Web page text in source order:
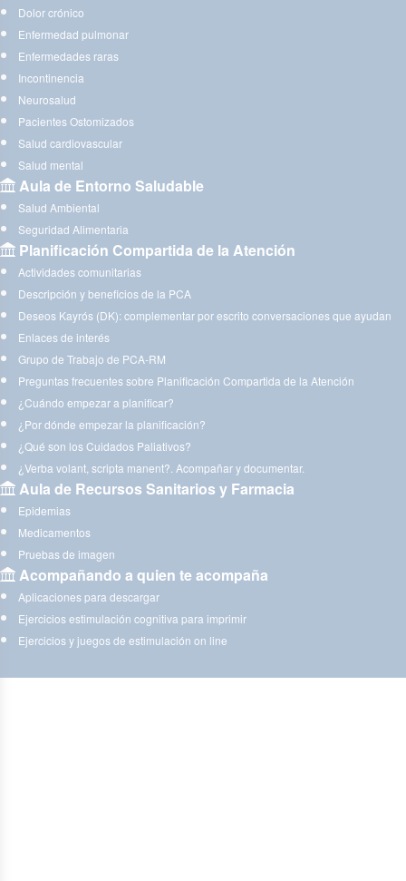
Dolor crónico
Enfermedad pulmonar
Enfermedades raras
Incontinencia
Neurosalud
Pacientes Ostomizados
Salud cardiovascular
Salud mental
Aula de Entorno Saludable
Salud Ambiental
Seguridad Alimentaria
Planificación Compartida de la Atención
Actividades comunitarias
Descripción y beneficios de la PCA
Deseos Kayrós (DK): complementar por escrito conversaciones que ayudan
Enlaces de interés
Grupo de Trabajo de PCA-RM
Preguntas frecuentes sobre Planificación Compartida de la Atención
¿Cuándo empezar a planificar?
¿Por dónde empezar la planificación?
¿Qué son los Cuidados Paliativos?
¿Verba volant, scripta manent?. Acompañar y documentar.
Aula de Recursos Sanitarios y Farmacia
Epidemias
Medicamentos
Pruebas de imagen
Acompañando a quien te acompaña
Aplicaciones para descargar
Ejercicios estimulación cognitiva para imprimir
Ejercicios y juegos de estimulación on line